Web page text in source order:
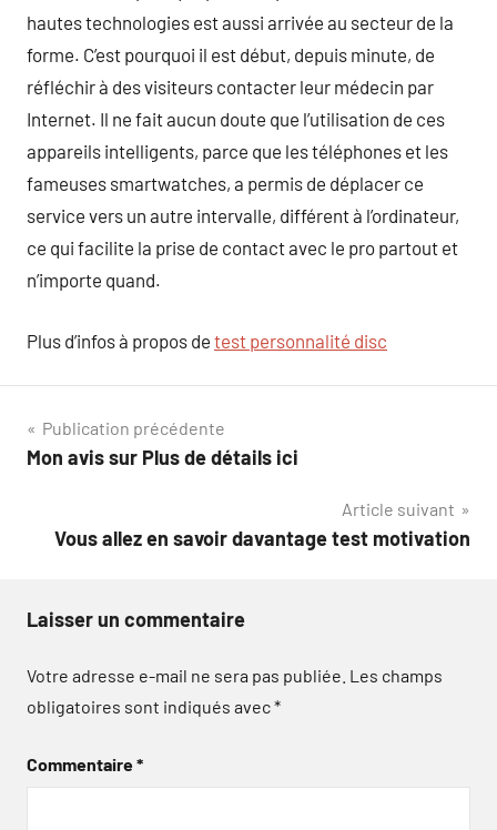
hautes technologies est aussi arrivée au secteur de la
forme. C’est pourquoi il est début, depuis minute, de
réfléchir à des visiteurs contacter leur médecin par
Internet. Il ne fait aucun doute que l’utilisation de ces
appareils intelligents, parce que les téléphones et les
fameuses smartwatches, a permis de déplacer ce
service vers un autre intervalle, différent à l’ordinateur,
ce qui facilite la prise de contact avec le pro partout et
n’importe quand.
Plus d’infos à propos de test personnalité disc
Navigation
de
Publication précédente
Mon avis sur Plus de détails ici
Article suivant
Vous allez en savoir davantage test motivation
Laisser un commentaire
Votre adresse e-mail ne sera pas publiée. Les champs
obligatoires sont indiqués avec*
Commentaire*